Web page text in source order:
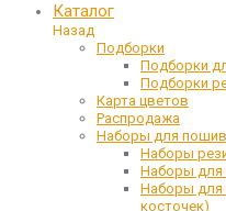
Каталог
Назад
Подборки
Подборки
Подборки
Карта цветов
Распродажа
Наборы для
Наборы
Наборы для
Наборы для
косточек)